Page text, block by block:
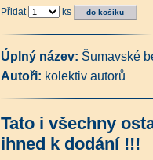
Přidat ks
Úplný název: Šumavské
Autoři: kolektiv autorů
Tato i všechny
ihned k dodání !!!